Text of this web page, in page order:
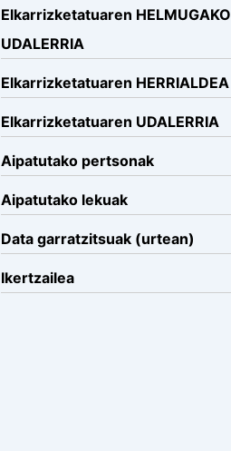
Elkarrizketatuaren HELMUGAKO
UDALERRIA
Elkarrizketatuaren HERRIALDEA
Elkarrizketatuaren UDALERRIA
Aipatutako pertsonak
Aipatutako lekuak
Data garratzitsuak (urtean)
Ikertzailea